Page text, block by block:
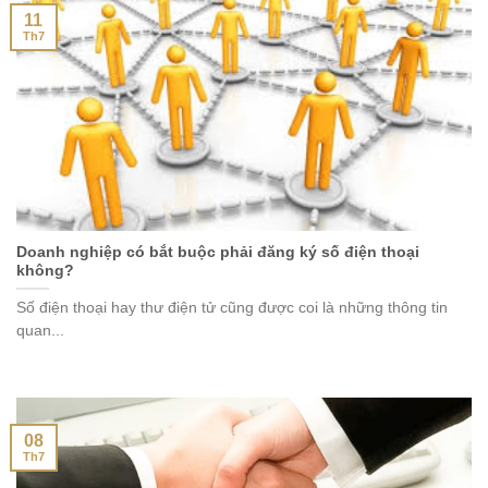
Doanh nghiệp có bắt buộc phải đăng ký số điện thoại
không?
Số điện thoại hay thư điện tử cũng được coi là những thông tin
quan...
11
Th7
08
Th7